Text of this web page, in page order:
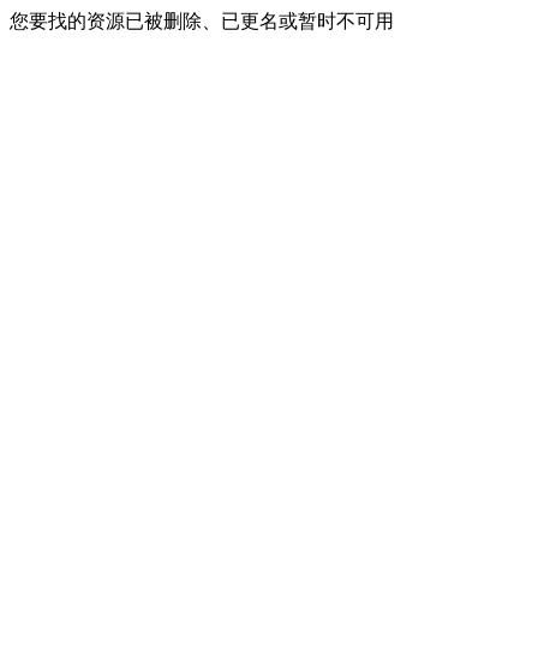
您要找的资源已被删除、已更名或暂时不可用